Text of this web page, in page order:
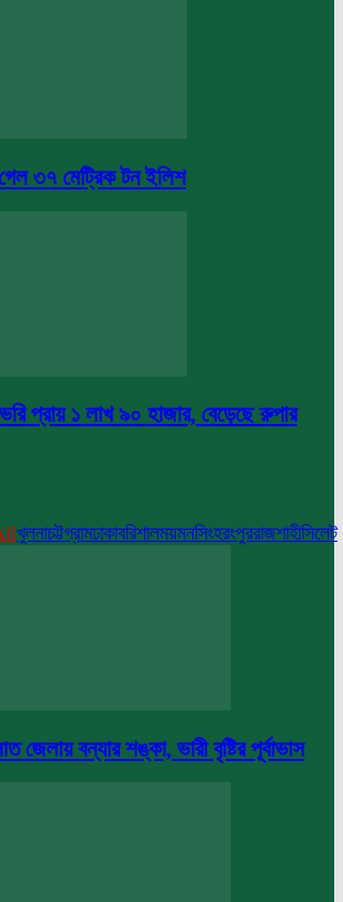
৩৭ মেট্রিক টন ইলিশ
প্রায় ১ লাখ ৯০ হাজার, বেড়েছে রুপার
খুলনাচট্টগ্রামঢাকাবরিশালময়মনসিংহরংপুররাজশাহীসিলেট
জেলায় বন্যার শঙ্কা, ভারী বৃষ্টির পূর্বাভাস